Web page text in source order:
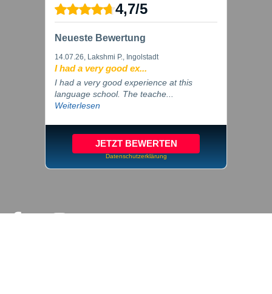
4,7/5
Neueste Bewertung
14.07.26, Lakshmi P., Ingolstadt
I had a very good ex...
I had a very good experience at this
language school. The teache...
Weiterlesen
JETZT BEWERTEN
Datenschutzerklärung